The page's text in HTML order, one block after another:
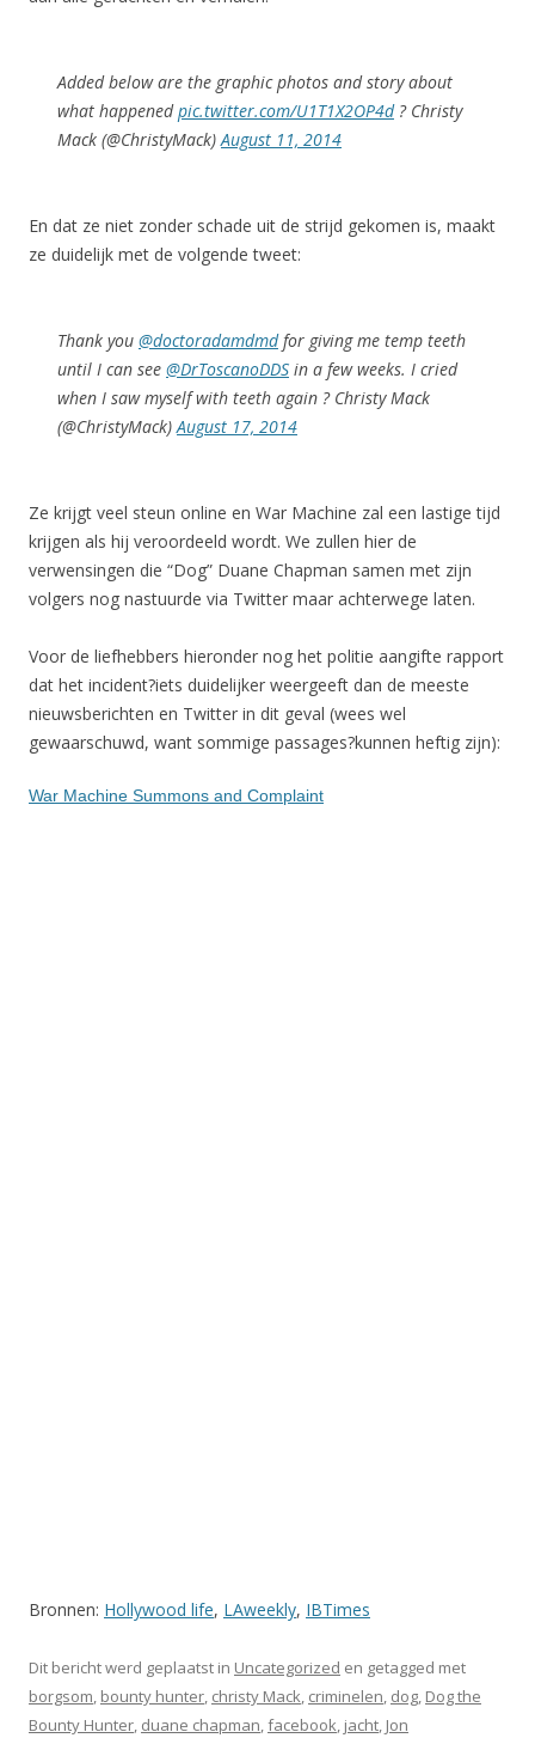
Added below are the graphic photos and story about
what happenedpic.twitter.com/U1T1X2OP4d? Christy
Mack (@ChristyMack)August 11, 2014
En dat ze niet zonder schade uit de strijd gekomen is, maakt
ze duidelijk met de volgende tweet:
Thank you @doctoradamdmdfor giving me temp teeth
until I can see @DrToscanoDDS in a few weeks. I cried
when I saw myself with teeth again ? Christy Mack
(@ChristyMack)August 17, 2014
Ze krijgt veel steun online en War Machine zal een lastige tijd
krijgen als hij veroordeeld wordt. We zullen hier de
verwensingen die “Dog” Duane Chapman samen met zijn
volgers nog nastuurde via Twitter maar achterwege laten.
Voor de liefhebbers hieronder nog het politie aangifte rapport
dat het incident?iets duidelijker weergeeft dan de meeste
nieuwsberichten en Twitter in dit geval (wees wel
gewaarschuwd, want sommige passages?kunnen heftig zijn):
War Machine Summons and Complaint
Bronnen: Hollywood life, LAweekly, IBTimes
Dit bericht werd geplaatst in Uncategorized en getagged met
borgsom, bounty hunter, christy Mack, criminelen, dog, Dog the
Bounty Hunter, duane chapman,facebook, jacht, Jon